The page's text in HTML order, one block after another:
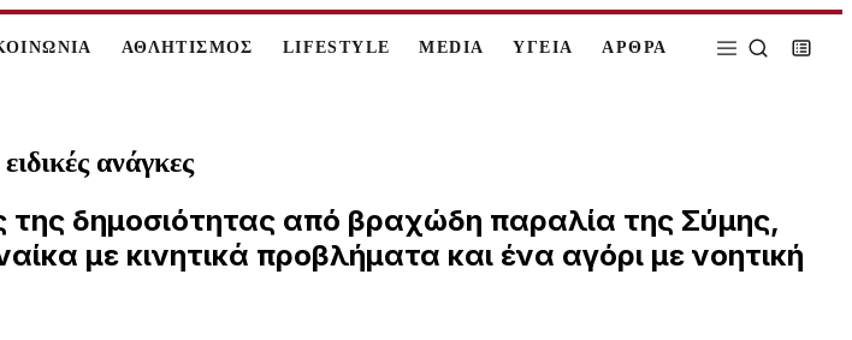
ΑΘΛΗΤΙΣΜΟΣ LIFESTYLE MEDIA ΥΓΕΙΑ ΑΡΘΡΑ
ανάγκες
δημοσιότητας από βραχώδη παραλία της Σύμης,
με κινητικά προβλήματα και ένα αγόρι με νοητική